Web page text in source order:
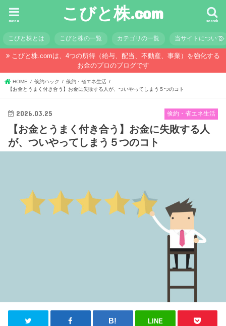
こびと株.com search
menu
こびと株とは こびと株の一覧 カテゴリの一覧 当サイトについて
こびと株.comは、4つの所得（給与、配当、不動産、事業）を強化する
お金のプロのブログです
HOME 倹約ハック
倹約・省エネ生活
【お金とうまく付き合う】お金に失敗する人が、ついやってしまう５つのコト
倹約・省エネ生活
2026.03.25
【お金とうまく付き合う】お金に失敗する人
が、ついやってしまう５つのコト
LINE